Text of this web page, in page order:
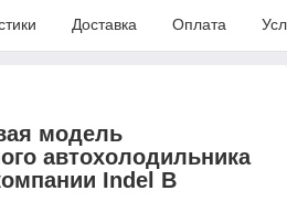
Доставка Оплата
модель
автохолодильника
Indel B